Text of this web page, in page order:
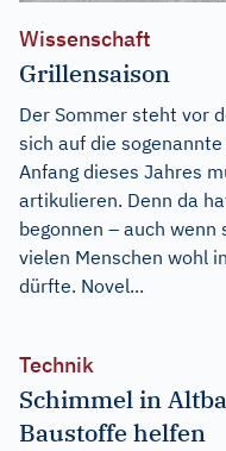
Wissenschaft
Grillensaison
Der Sommer steht vor
sich auf die
Anfang dieses Jahres
artikulieren. Denn da
begonnen – auch
vielen Menschen wohl
dürfte. Novel...
Technik
Schimmel in
Baustoffe helfen